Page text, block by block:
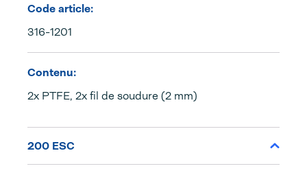
Code article:
316-1201
Contenu:
2x PTFE, 2x fil de soudure (2 mm)
200 ESC